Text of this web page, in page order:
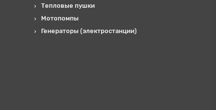
Тепловые пушки
Мотопомпы
Генераторы (электростанции)